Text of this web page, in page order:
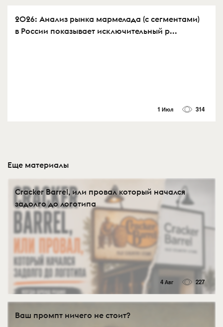
2026: Анализ рынка мармелада (с сегментами)
в России показывает исключительный р...
1 Июл 314
Еще материалы
Cracker Barrel, или провал который начался
задолго до логотипа
4 Авг 227
Ваш промпт ничего не стоит?